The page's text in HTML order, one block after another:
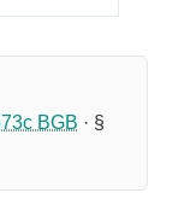
BGB · §